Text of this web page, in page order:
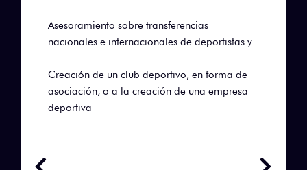
Asesoramiento sobre transferencias
nacionales e internacionales de deportistas y
Creación de un club deportivo, en forma de
asociación, o a la creación de una empresa
deportiva